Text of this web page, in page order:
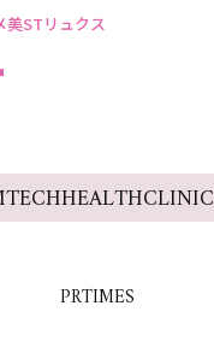
美STリュクス
HEALTHCLINIC
PRTIMES